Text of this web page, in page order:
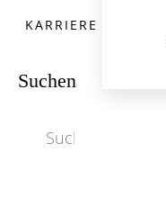
KARRIERE
Suchen